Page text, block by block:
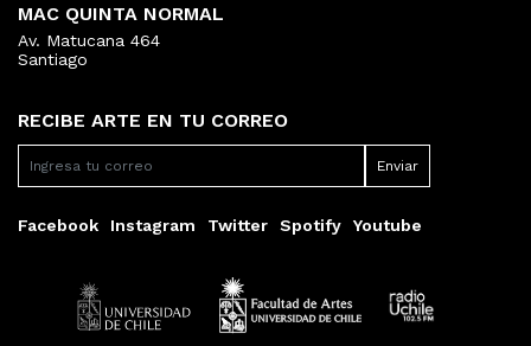
RECIBE ARTE EN TU CORREO
Facebook Instagram Twitter Spotify Youtube
MAC QUINTA NORMAL
Av. Matucana 464
Santiago